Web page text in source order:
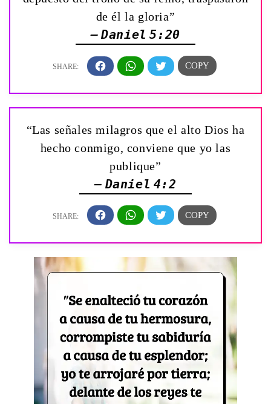
de él la gloria”
— Daniel 5:20
“Las señales milagros que el alto Dios ha
hecho conmigo, conviene que yo las
publique”
— Daniel 4:2